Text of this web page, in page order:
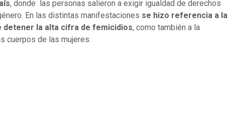
, donde las personas salieron a exigir igualdad de derechos
En las distintas manifestaciones se hizo referencia a la
detener la alta cifra de femicidios, como también a la
cuerpos de las mujeres.